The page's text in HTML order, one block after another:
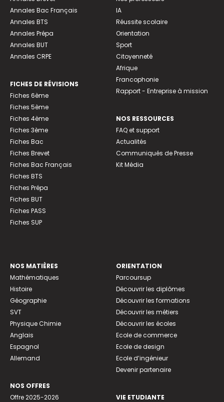
Annales Bac Français
Annales BTS
Annales Prépa
Annales BUT
Annales CRPE
FICHES DE RÉVISIONS
Fiches 6ème
Fiches 5ème
Fiches 4ème
Fiches 3ème
Fiches Bac
Fiches Brevet
Fiches Bac Français
Fiches BTS
Fiches Prépa
Fiches BUT
Fiches PASS
Fiches SUP
IA
Réussite scolaire
Orientation
Sport
Citoyenneté
Afrique
Francophonie
Rapport - Entreprise à mission
NOS RESSOURCES
FAQ et support
Actualités
Communiqués de Presse
Kit Média
NOS MATIÈRES
Mathématiques
Histoire
Géographie
SVT
Physique Chimie
Anglais
Espagnol
Allemand
NOS OFFRES
Offre 2025-2026
ORIENTATION
Parcoursup
Découvrir les diplômes
Découvrir les formations
Découvrir les métiers
Découvrir les écoles
Ecole de commerce
Ecole de design
Ecole d’ingénieur
Devenir partenaire
VIE ETUDIANTE